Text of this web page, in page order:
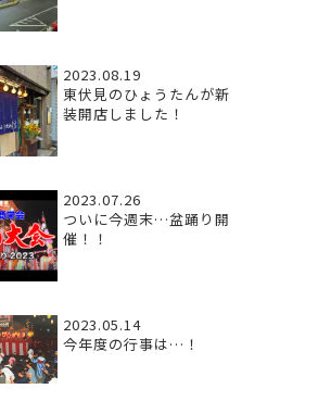
2023.08.19
東伏見のひょうたんが新
装開店しました！
2023.07.26
ついに今週末…盆踊り開
催！！
2023.05.14
今年度の行事は…！